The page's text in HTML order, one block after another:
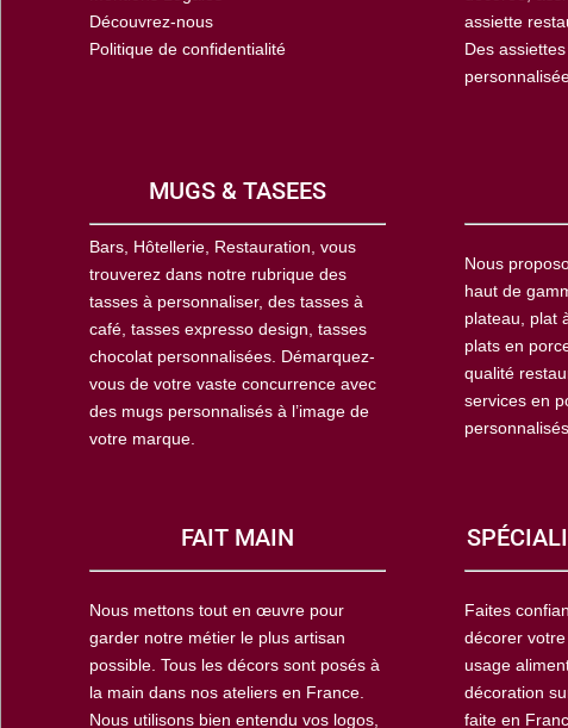
Découvrez-nous
Politique de confidentialité
assiette
Des
MUGS & TASEES
Bars, Hôtellerie, Restauration, vous
trouverez dans notre rubrique des
tasses à personnaliser, des tasses à
café, tasses expresso design, tasses
chocolat personnalisées. Démarquez-
vous de votre vaste concurrence avec
des mugs personnalisés à l’image de
votre marque.
Nous
haut de
plateau, plat
plats en
qualité
services en
personnalisés.
FAIT MAIN
Nous mettons tout en œuvre pour
garder notre métier le plus artisan
possible. Tous les décors sont posés à
la main dans nos ateliers en France.
Nous utilisons bien entendu vos logos,
Faites
décorer
usage
décoration
faite en